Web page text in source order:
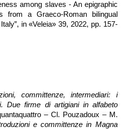
among slaves - An epigraphic
from a Graeco-Roman bilingual
in «Veleia» 39, 2022, pp. 157-
committenze, intermediari: i
Due firme di artigiani in alfabeto
– Cl. Pouzadoux – M.
e committenze in Magna